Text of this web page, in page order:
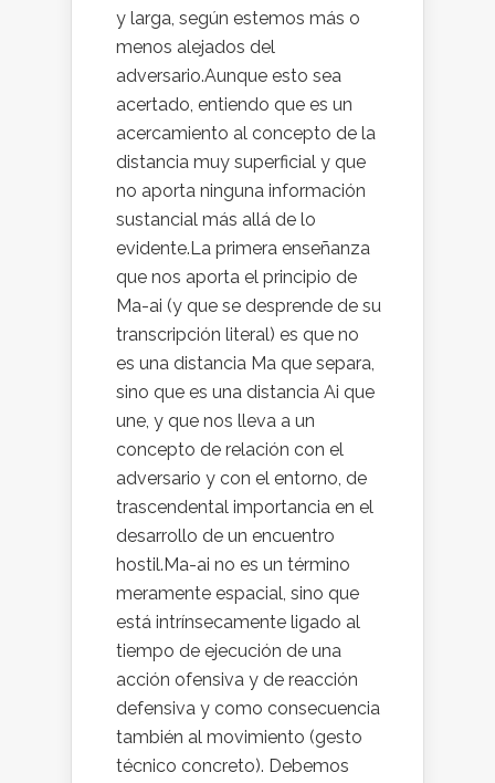
y larga, según estemos más o
menos alejados del
adversario.Aunque esto sea
acertado, entiendo que es un
acercamiento al concepto de la
distancia muy superficial y que
no aporta ninguna información
sustancial más allá de lo
evidente.La primera enseñanza
que nos aporta el principio de
Ma-ai (y que se desprende de su
transcripción literal) es que no
es una distancia Ma que separa,
sino que es una distancia Ai que
une, y que nos lleva a un
concepto de relación con el
adversario y con el entorno, de
trascendental importancia en el
desarrollo de un encuentro
hostil.Ma-ai no es un término
meramente espacial, sino que
está intrínsecamente ligado al
tiempo de ejecución de una
acción ofensiva y de reacción
defensiva y como consecuencia
también al movimiento (gesto
técnico concreto). Debemos